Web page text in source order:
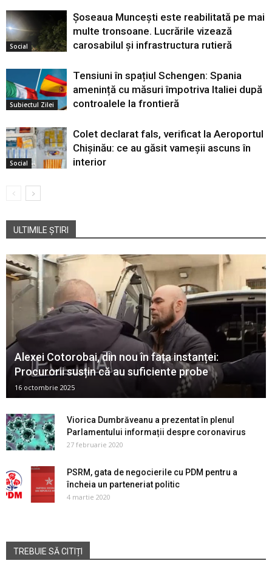
Social
Șoseaua Muncești este reabilitată pe mai
multe tronsoane. Lucrările vizează
carosabilul și infrastructura rutieră
Subiectul Zilei
Tensiuni în spațiul Schengen: Spania
amenință cu măsuri împotriva Italiei după
controalele la frontieră
Social
Colet declarat fals, verificat la Aeroportul
Chișinău: ce au găsit vameșii ascuns în
interior
ULTIMILE ȘTIRI
Alexei Cotorobai, din nou în fața instanței:
Procurorii susțin că au suficiente probe
16 octombrie 2025
Viorica Dumbrăveanu a prezentat în plenul
Parlamentului informații despre coronavirus
27 februarie 2020
PSRM, gata de negocierile cu PDM pentru a
încheia un parteneriat politic
4 martie 2020
TREBUIE SĂ CITIȚI